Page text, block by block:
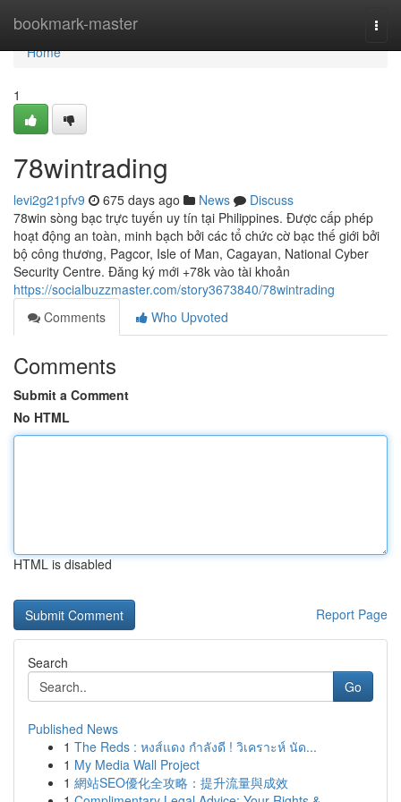
bookmark-master
Home
Home
1
78wintrading
levi2g21pfv9 675 days ago News
Discuss
78win sòng bạc trực tuyến uy tín tại Philippines. Được cấp phép
hoạt động an toàn, minh bạch bởi các tổ chức cờ bạc thế giới bởi
bộ công thương, Pagcor, Isle of Man, Cagayan, National Cyber
Security Centre. Đăng ký mới +78k vào tài khoản
https://socialbuzzmaster.com/story3673840/78wintrading
Comments
Who Upvoted
Comments
Submit a Comment
No HTML
HTML is disabled
Report Page
Search
Go
Published News
1 The Reds : หงส์แดง กำลังดี ! วิเคราะห์ นัด...
1 My Media Wall Project
1 網站SEO優化全攻略：提升流量與成效